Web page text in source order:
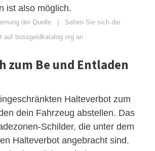
ist also möglich.
der Quelle | Sehen Sie sich die
auf bussgeldkatalog.org an
zum Be und Entladen
Halteverbot zum
dein Fahrzeug abstellen. Das
Schilder, die unter dem
Halteverbot angebracht sind.